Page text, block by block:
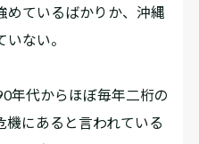
めているばかりか、沖縄
ない。
年代からほぼ毎年二桁の
にあると言われている